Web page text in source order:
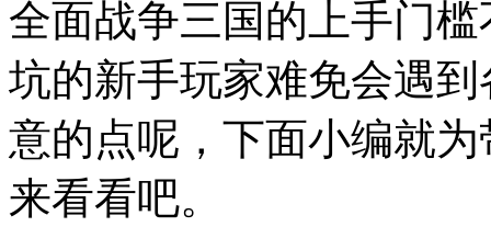
全面战争三国的上手门
坑的新手玩家难免会遇
意的点呢，下面小编就
来看看吧。